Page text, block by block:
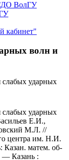
кабинет"
волн и
ударных
ударных
Е.И.,
М.Л. //
центра им. Н.И.
Казан. матем. об-
— Казань :